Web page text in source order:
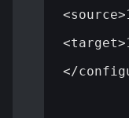
</
</